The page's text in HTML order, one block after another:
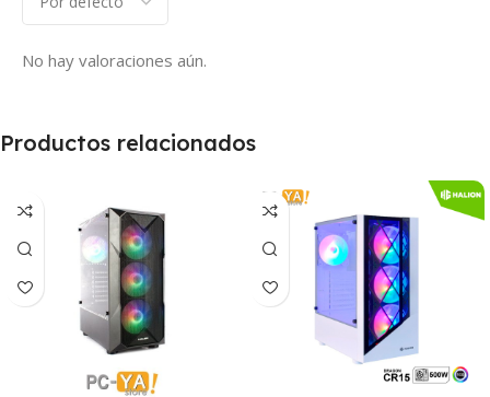
No hay valoraciones aún.
Productos relacionados